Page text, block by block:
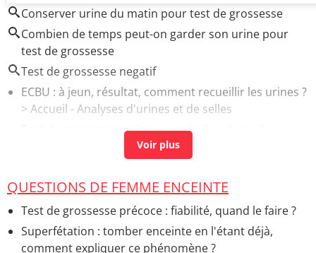
Conserver urine du matin pour test de grossesse
Combien de temps peut-on garder son urine pour
test de grossesse
Test de grossesse negatif
ECBU : à jeun, résultat, comment recueillir les urines ?
> Accueil - Analyses d'urines et de selles
Test de grossesse maison avec huile
Questions de femme enceinte
femme enceinte
QUESTIONS DE FEMME ENCEINTE
Test de grossesse précoce : fiabilité, quand le faire ?
Superfétation : tomber enceinte en l'étant déjà,
comment expliquer ce phénomène ?